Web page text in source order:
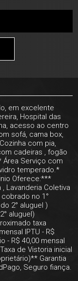
em excelente
Hospital das
acesso ao centro
sofá, cama box,
com pia,
cadeiras , fogão
Área Serviço com
temperado.*
Oferece:***
Lavanderia Coletiva
no 1°
2° aluguel )
aluguel)
taxa
IPTU - R$
- R$ 40,00 mensal
de Vistoria inicial
Garantia
Seguro fiança.